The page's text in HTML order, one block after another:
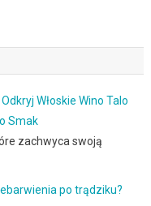
Włoskie Wino Talo
Smak
zachwyca swoją
po trądziku?